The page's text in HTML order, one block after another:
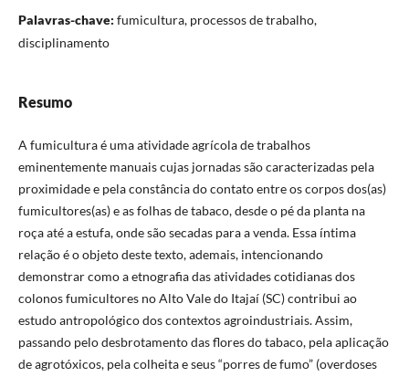
Palavras-chave: fumicultura, processos de trabalho,
disciplinamento
Resumo
A fumicultura é uma atividade agrícola de trabalhos
eminentemente manuais cujas jornadas são caracterizadas pela
proximidade e pela constância do contato entre os corpos dos(as)
fumicultores(as) e as folhas de tabaco, desde o pé da planta na
roça até a estufa, onde são secadas para a venda. Essa íntima
relação é o objeto deste texto, ademais, intencionando
demonstrar como a etnografia das atividades cotidianas dos
colonos fumicultores no Alto Vale do Itajaí (SC) contribui ao
estudo antropológico dos contextos agroindustriais. Assim,
passando pelo desbrotamento das flores do tabaco, pela aplicação
de agrotóxicos, pela colheita e seus “porres de fumo” (overdoses